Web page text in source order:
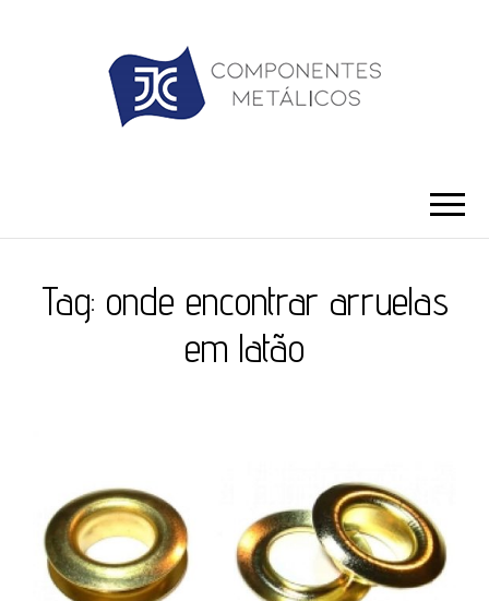
Tag: onde encontrar arruelas
em latão